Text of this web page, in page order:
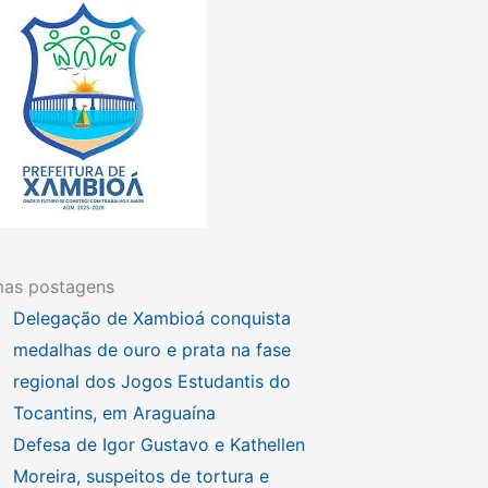
postagens
Delegação de Xambioá conquista
medalhas de ouro e prata na fase
regional dos Jogos Estudantis do
Tocantins, em Araguaína
Defesa de Igor Gustavo e Kathellen
Moreira, suspeitos de tortura e